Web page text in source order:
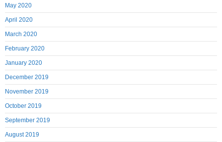
May 2020
April 2020
March 2020
February 2020
January 2020
December 2019
November 2019
October 2019
September 2019
August 2019